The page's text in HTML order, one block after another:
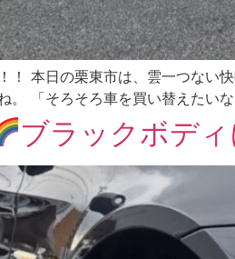
！ 本日の栗東市は、雲一つない
。 「そろそろ車を買い替えたい
ブラックボデ